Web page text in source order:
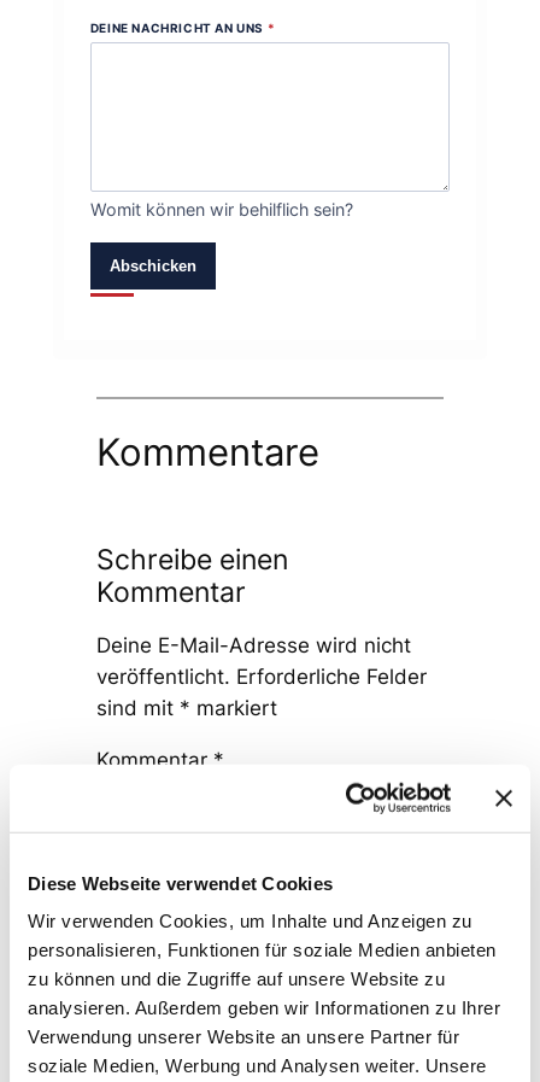
Diese Webseite verwendet Cookies
Wir verwenden Cookies, um Inhalte und Anzeigen zu
personalisieren, Funktionen für soziale Medien anbieten
zu können und die Zugriffe auf unsere Website zu
analysieren. Außerdem geben wir Informationen zu Ihrer
Verwendung unserer Website an unsere Partner für
soziale Medien, Werbung und Analysen weiter. Unsere
DEINE NACHRICHT AN UNS *
Womit können wir behilflich sein?
Abschicken
Kommentare
Schreibe einen
Kommentar
Deine E-Mail-Adresse wird nicht
veröffentlicht. Erforderliche Felder
sind mit * markiert
Kommentar *
Name*
E-Mail-Adresse*